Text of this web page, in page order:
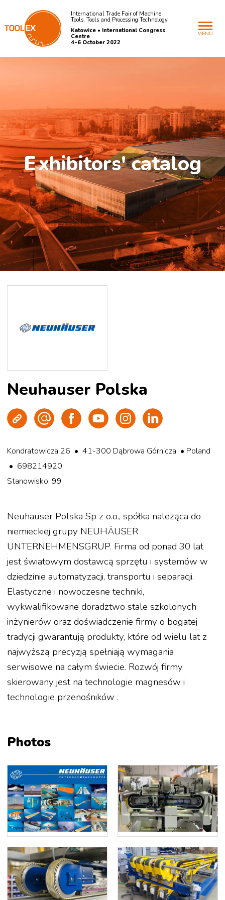
International Trade Fair of Machine
Tools, Tools and Processing Technology
Katowice • International Congress
Centre
4-6 October 2022
MENU
Exhibitors' catalog
Neuhauser Polska
Strona WWW
Wyślij e-mail
FacebookYoutube Instagram
Kondratowicza 26 • 41-300 Dąbrowa Górnicza • Poland
• 698214920
Stanowisko:99
Neuhauser Polska Sp z o.o., spółka należąca do
niemieckiej grupy NEUHÄUSER
UNTERNEHMENSGRUP. Firma od ponad 30 lat
jest światowym dostawcą sprzętu i systemów w
dziedzinie automatyzacji, transportu i separacji.
Elastyczne i nowoczesne techniki,
wykwalifikowane doradztwo stale szkolonych
inżynierów oraz doświadczenie firmy o bogatej
tradycji gwarantują produkty, które od wielu lat z
najwyższą precyzją spełniają wymagania
serwisowe na całym świecie. Rozwój firmy
skierowany jest na technologie magnesów i
technologie przenośników .
Photos